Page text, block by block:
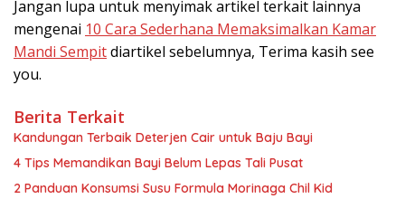
Jangan lupa untuk menyimak artikel terkait lainnya
mengenai 10 Cara Sederhana Memaksimalkan Kamar
Mandi Sempitdiartikel sebelumnya, Terima kasih see
you.
Berita Terkait
Kandungan Terbaik Deterjen Cair untuk Baju Bayi
4 Tips Memandikan Bayi Belum Lepas Tali Pusat
2 Panduan Konsumsi Susu Formula Morinaga Chil Kid